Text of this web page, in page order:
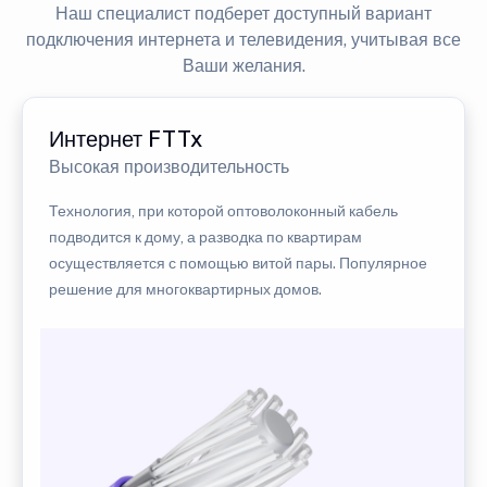
Наш специалист подберет доступный вариант
подключения интернета и телевидения, учитывая все
Ваши желания.
Интернет FTTx
Высокая производительность
Технология, при которой оптоволоконный кабель
подводится к дому, а разводка по квартирам
осуществляется с помощью витой пары. Популярное
решение для многоквартирных домов.